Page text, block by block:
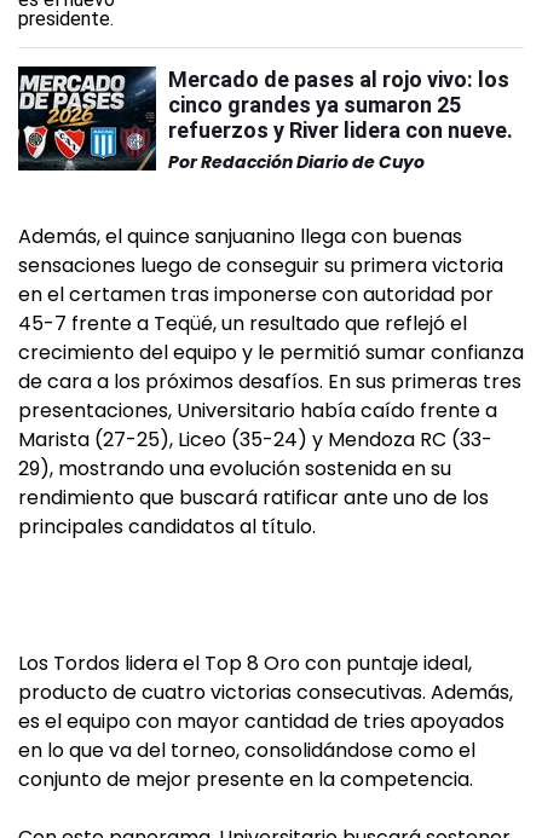
Mercado de pases al rojo vivo: los
cinco grandes ya sumaron 25
refuerzos y River lidera con nueve.
PorRedacción Diario de Cuyo
Además, el quince sanjuanino llega con buenas
sensaciones luego de conseguir su primera victoria
en el certamen tras imponerse con autoridad por
45-7 frente a Teqüé, un resultado que reflejó el
crecimiento del equipo y le permitió sumar confianza
de cara a los próximos desafíos. En sus primeras tres
presentaciones, Universitario había caído frente a
Marista (27-25), Liceo (35-24) y Mendoza RC (33-
29), mostrando una evolución sostenida en su
rendimiento que buscará ratificar ante uno de los
principales candidatos al título.
Los Tordos lidera el Top 8 Oro con puntaje ideal,
producto de cuatro victorias consecutivas. Además,
es el equipo con mayor cantidad de tries apoyados
en lo que va del torneo, consolidándose como el
conjunto de mejor presente en la competencia.